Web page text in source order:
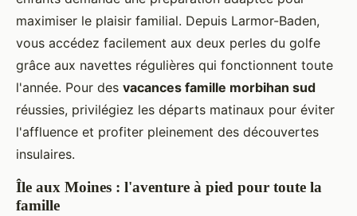
maximiser le plaisir familial. Depuis Larmor-Baden,
vous accédez facilement aux deux perles du golfe
grâce aux navettes régulières qui fonctionnent toute
l'année. Pour des vacances famille morbihan sud
réussies, privilégiez les départs matinaux pour éviter
l'affluence et profiter pleinement des découvertes
insulaires.
Île aux Moines : l'aventure à pied pour toute la
famille